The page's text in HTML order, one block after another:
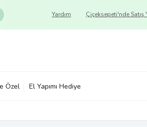
Çiçeksepeti'nde Satış
Yardım
Özel El Yapımı Hediye